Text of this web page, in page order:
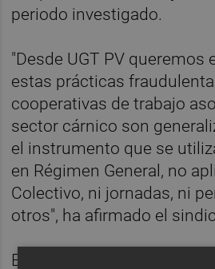
periodo investigado.
"Desde UGT PV queremos
estas prácticas
cooperativas de trabajo
sector cárnico son
el instrumento que se
en Régimen General, no
Colectivo, ni jornadas, ni
otros", ha afirmado el
El sindicato ha remarcado: